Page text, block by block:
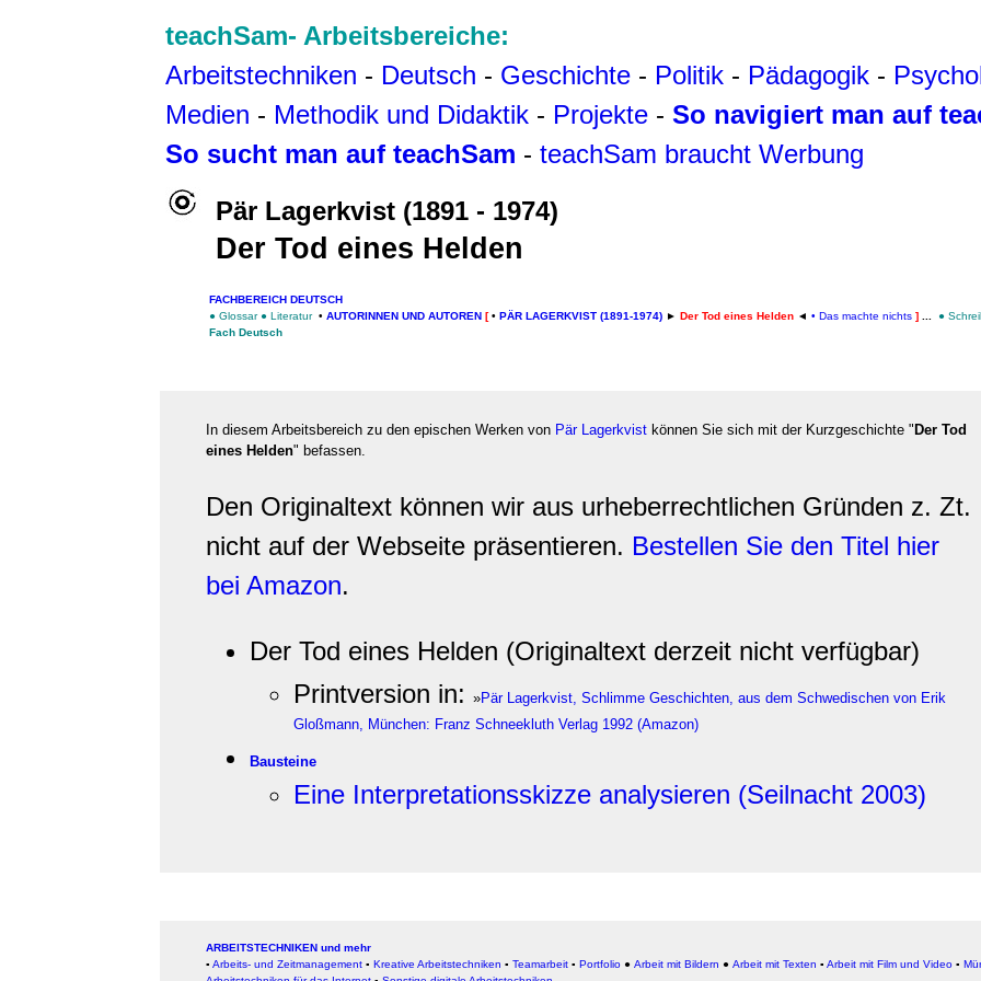
teachSam- Arbeitsbereiche:
Arbeitstechniken - Deutsch - Geschichte - Politik - Pädagogik -
Medien - Methodik und Didaktik - Projekte - So navigiert man auf
So sucht man auf teachSam - teachSam braucht Werbung
Pär Lagerkvist (1891 - 1974)
Der Tod eines Helden
FACHBEREICH DEUTSCH
● Glossar ● Literatur • AUTORINNEN UND AUTOREN [• PÄR LAGERKVIST (1891-1974) ► Der Tod eines Helden ◄ • Das machte nichts ] ●
Fach Deutsch
In diesem Arbeitsbereich zu den epischen Werken von Pär Lagerkvist können Sie sich mit der Kurzgeschichte " Der Tod
eines Helden" befassen.
Den Originaltext können wir aus urheberrechtlichen Gründen z. Zt.
nicht auf der Webseite präsentieren. Bestellen Sie den Titel hier
bei Amazon.
Der Tod eines Helden (Originaltext derzeit nicht verfügbar)
Printversion in: »Pär Lagerkvist, Schlimme Geschichten, aus dem Schwedischen von Erik
Gloßmann, München: Franz Schneekluth Verlag 1992 (Amazon)
Bausteine
Eine Interpretationsskizze analysieren (Seilnacht 2003)
ARBEITSTECHNIKEN und mehr
▪ Arbeits- und Zeitmanagement ▪ Kreative Arbeitstechniken ▪ Teamarbeit ▪ Portfolio ● Arbeit mit Bildern ● Arbeit mit Texten ▪ Arbeit mit Film und Video ▪